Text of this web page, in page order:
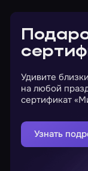
Удивите
на любой
сертификат
Узнать